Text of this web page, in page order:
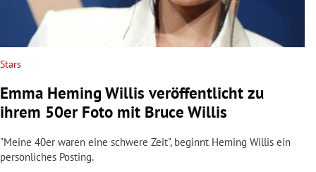
Untermenü
Untermenü
Untermenü
Untermenü
Stars
Emma Heming Willis veröffentlicht zu
ihrem 50er Foto mit Bruce Willis
"Meine 40er waren eine schwere Zeit", beginnt Heming Willis ein
persönliches Posting.